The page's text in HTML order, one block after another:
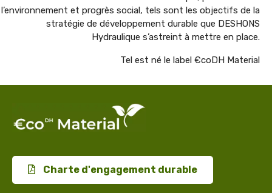
l’environnement et progrès social, tels sont les objectifs de la
stratégie de développement durable que DESHONS
Hydraulique s’astreint à mettre en place.
Tel est né le label €coDH Material
Charte d'engagement durable